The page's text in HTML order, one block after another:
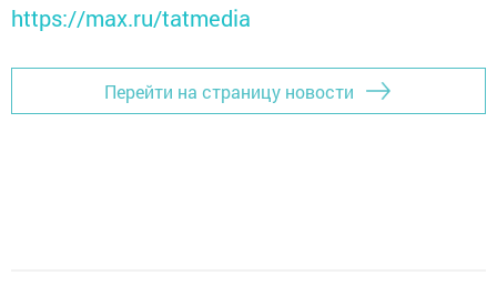
https://max.ru/tatmedia
Перейти на страницу новости